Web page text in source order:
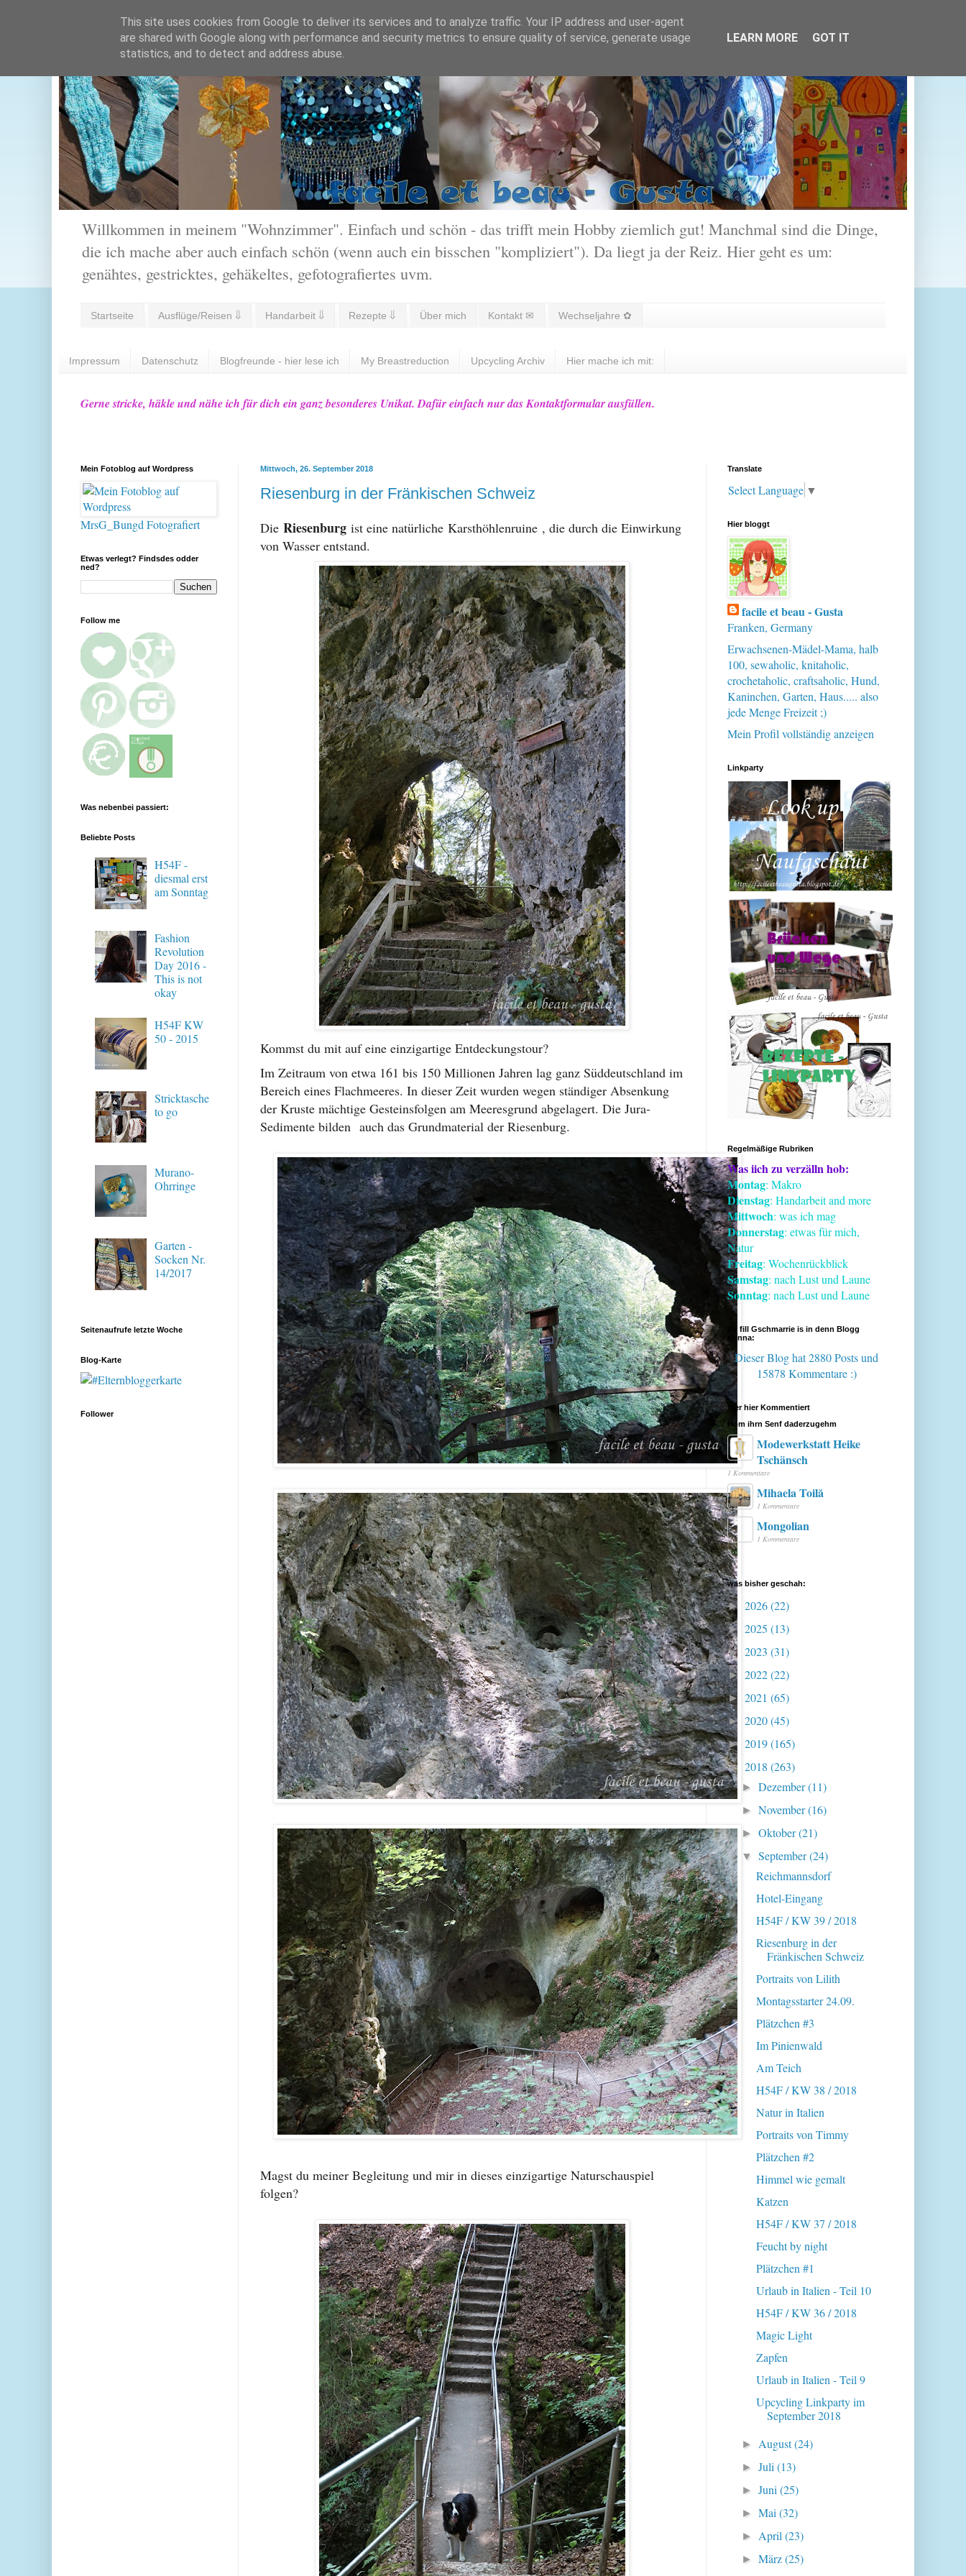
Willkommen in meinem "Wohnzimmer". Einfach und schön - das trifft mein Hobby ziemlich gut! Manchmal sind die Dinge,
die ich mache aber auch einfach schön (wenn auch ein bisschen "kompliziert"). Da liegt ja der Reiz. Hier geht es um:
genähtes, gestricktes, gehäkeltes, gefotografiertes uvm.
Startseite Ausflüge/Reisen ⇓ Handarbeit ⇓ Rezepte ⇓ Über mich Kontakt ✉ Wechseljahre ✿
Impressum Datenschutz Blogfreunde - hier lese ich My Breastreduction Upcycling Archiv Hier mache ich mit:
Gerne stricke, häkle und nähe ich für dich ein ganz besonderes Unikat. Dafür einfach nur das Kontaktformular ausfüllen.
Mittwoch, 26. September 2018
Riesenburg in der Fränkischen Schweiz
Die Riesenburg ist eine natürliche Karsthöhlenruine , die durch die Einwirkung
von Wasser entstand.
Kommst du mit auf eine einzigartige Entdeckungstour?
Im Zeitraum von etwa 161 bis 150 Millionen Jahren lag ganz Süddeutschland im
Bereich eines Flachmeeres. In dieser Zeit wurden wegen ständiger Absenkung
der Kruste mächtige Gesteinsfolgen am Meeresgrund abgelagert. Die Jura-
Sedimente bilden auch das Grundmaterial der Riesenburg.
Magst du meiner Begleitung und mir in dieses einzigartige Naturschauspiel
folgen?
Mein Fotoblog auf Wordpress
MrsG_Bungd Fotografiert
Etwas verlegt? Findsdes odder
ned?
Follow me
Was nebenbei passiert:
Beliebte Posts
H54F -
diesmal erst
am Sonntag
Fashion
Revolution
Day 2016 -
This is not
okay
H54F KW
50 - 2015
Stricktasche
to go
Murano-
Ohrringe
Garten -
Socken Nr.
14/2017
Seitenaufrufe letzte Woche
Blog-Karte
Follower
Translate
Select Language ▼
Hier bloggt
facile et beau - Gusta
Franken, Germany
Erwachsenen-Mädel-Mama, halb
100, sewaholic, knitaholic,
crochetaholic, craftsaholic, Hund,
Kaninchen, Garten, Haus..... also
jede Menge Freizeit ;)
Mein Profil vollständig anzeigen
Linkparty
Regelmäßige Rubriken
Was iich zu verzälln hob:
Montag: Makro
Dienstag: Handarbeit and more
Mittwoch: was ich mag
Donnerstag: etwas für mich,
Natur
Freitag: Wochenrückblick
Samstag: nach Lust und Laune
Sonntag: nach Lust und Laune
Su fill Gschmarrie is in denn Blogg
drinna:
Dieser Blog hat 2880 Postsund
15878 Kommentare :)
Wer hier Kommentiert
Hom ihrn Senf daderzugehm
Modewerkstatt Heike
Tschänsch
1 Kommentare
Mihaela Toilă
1 Kommentare
Mongolian
1 Kommentare
was bisher geschah:
► 2026(22)
► 2025 (13)
► 2023 (31)
► 2022(22)
► 2021 (65)
► 2020(45)
► 2019(165)
▼ 2018 (263)
►Dezember(11)
►November(16)
►Oktober(21)
▼September(24)
Reichmannsdorf
Hotel-Eingang
H54F / KW 39 / 2018
Riesenburg in der
Fränkischen Schweiz
Portraits von Lilith
Montagsstarter 24.09.
Plätzchen #3
Im Pinienwald
Am Teich
H54F / KW 38 / 2018
Natur in Italien
Portraits von Timmy
Plätzchen #2
Himmel wie gemalt
Katzen
H54F / KW 37 / 2018
Feucht by night
Plätzchen #1
Urlaub in Italien - Teil 10
H54F / KW 36 / 2018
Magic Light
Zapfen
Urlaub in Italien - Teil 9
Upcycling Linkparty im
September 2018
► August(24)
►Juli(13)
►Juni(25)
►Mai(32)
► April(23)
►März(25)
This site uses cookies from Google to deliver its services and to analyze traffic. Your IP address and user-agent
are shared with Google along with performance and security metrics to ensure quality of service, generate usage
statistics, and to detect and address abuse.
LEARN MORE GOT IT